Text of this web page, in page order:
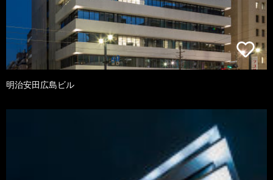
明治安田広島ビル